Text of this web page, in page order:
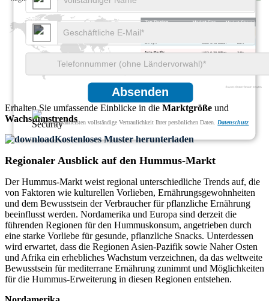
Absenden
Wir gewährleisten vollständige Vertraulichkeit Ihrer persönlichen Daten.Datenschutz
USD 0.14 Billion
24%
USD 0.38 Billion
Erhalten Sie umfassende Einblicke in die Marktgröße und
Wachstumstrends
Kostenloses Muster herunterladen
Regionaler Ausblick auf den Hummus-Markt
Der Hummus-Markt weist regional unterschiedliche Trends auf, die
von Faktoren wie kulturellen Vorlieben, Ernährungsgewohnheiten
und dem Bewusstsein der Verbraucher für pflanzliche Ernährung
beeinflusst werden. Nordamerika und Europa sind derzeit die
führenden Regionen für den Hummuskonsum, angetrieben durch
eine starke Vorliebe für gesunde, pflanzliche Snacks. Unterdessen
wird erwartet, dass die Regionen Asien-Pazifik sowie Naher Osten
und Afrika ein erhebliches Wachstum verzeichnen, da das weltweite
Bewusstsein für mediterrane Ernährung zunimmt und Möglichkeiten
für die Hummus-Erweiterung in diesen Regionen entstehen.